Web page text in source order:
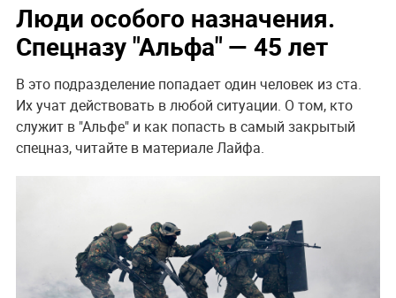
Люди особого назначения.
Спецназу "Альфа" — 45 лет
В это подразделение попадает один человек из ста.
Их учат действовать в любой ситуации. О том, кто
служит в "Альфе" и как попасть в самый закрытый
спецназ, читайте в материале Лайфа.